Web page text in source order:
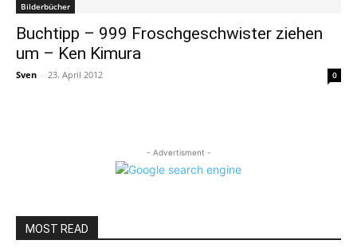
Bilderbücher
Buchtipp – 999 Froschgeschwister ziehen
um – Ken Kimura
Sven - 23. April 2012 0
- Advertisment -
MOST READ